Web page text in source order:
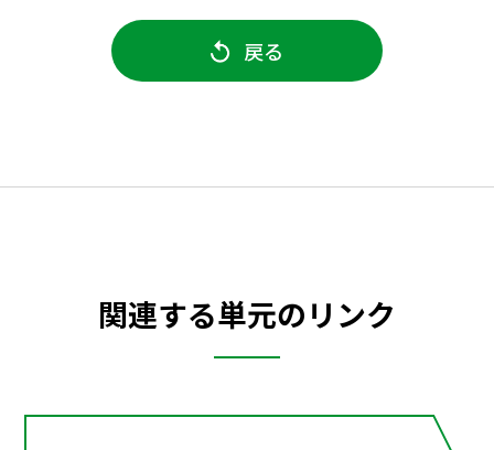
戻る
関連する単元のリンク